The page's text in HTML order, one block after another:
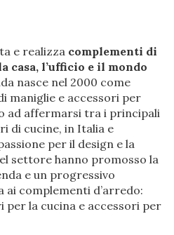
e realizza complementi di
casa, l’ufficio e il mondo
nasce nel 2000 come
maniglie e accessori per
ad affermarsi tra i principali
cucine, in Italia e
per il design e la
settore hanno promosso la
e un progressivo
ai complementi d’arredo:
per la cucina e accessori per